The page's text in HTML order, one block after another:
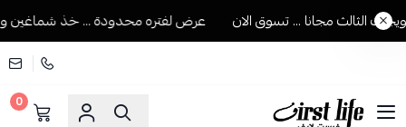
الثالث مجانا ... تسوق الان عرض لفتره محدودة ... خذ شماغين
0